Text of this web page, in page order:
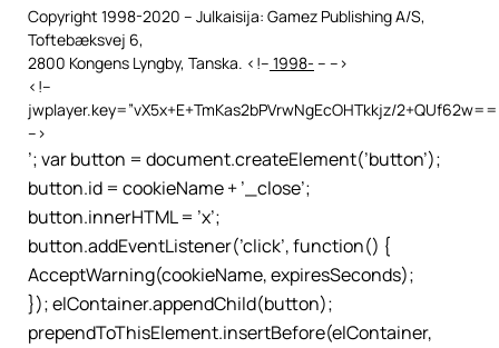
Copyright 1998-2020 – Julkaisija: Gamez Publishing A/S,
Toftebæksvej 6,
2800 Kongens Lyngby, Tanska. <!– 1998- – –>
<!–
jwplayer.key=”vX5x+E+TmKas2bPVrwNgEcOHTkkjz/
–>
’; var button = document.createElement(’button’);
button.id = cookieName + ’_close’;
button.innerHTML = ’x’;
button.addEventListener(’click’, function() {
AcceptWarning(cookieName, expiresSeconds);
}); elContainer.appendChild(button);
prependToThisElement.insertBefore(elContainer,